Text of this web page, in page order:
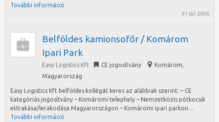
További információ
31 júl 2026
Belföldes kamionsofőr / Komárom
Ipari Park
Easy Logistics Kft CE jogosítvány Komárom,
Magyarország
Easy Logistics Kft belföldes kollégát keres az alábbiak szerint: – CE
kategóriás jogosítvány – Komáromi telephely – Nemzetközis pótkocsik
előrakása/lerakodása Magyarországon – Komáromi ipari parkon…
További információ